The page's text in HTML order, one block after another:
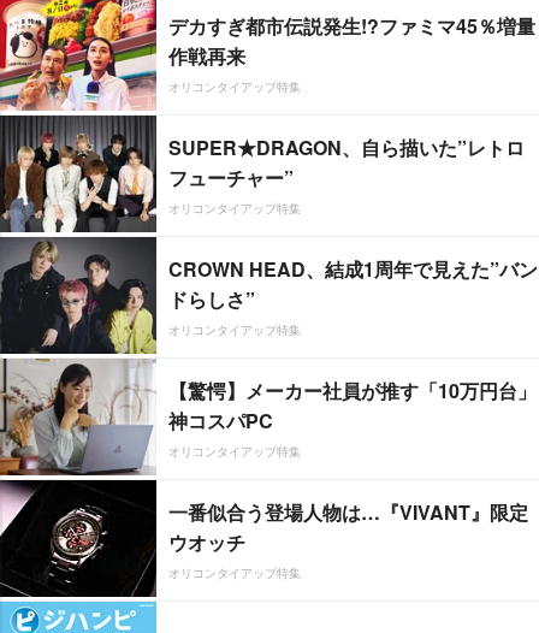
デカすぎ都市伝説発生!?ファミマ45％増量
作戦再来
オリコンタイアップ特集
SUPER★DRAGON、自ら描いた”レトロ
フューチャー”
オリコンタイアップ特集
CROWN HEAD、結成1周年で見えた”バン
ドらしさ”
オリコンタイアップ特集
【驚愕】メーカー社員が推す「10万円台」
神コスパPC
オリコンタイアップ特集
一番似合う登場人物は…『VIVANT』限定
ウオッチ
オリコンタイアップ特集